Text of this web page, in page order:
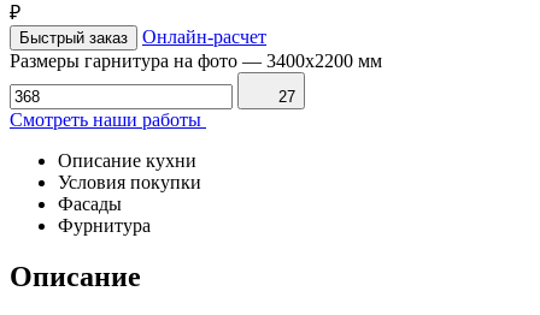
₽
Быстрый заказ
Онлайн-расчет
Размеры гарнитура на фото — 3400x2200 мм
27
Смотреть наши работы
Описание кухни
Условия покупки
Фасады
Фурнитура
Описание